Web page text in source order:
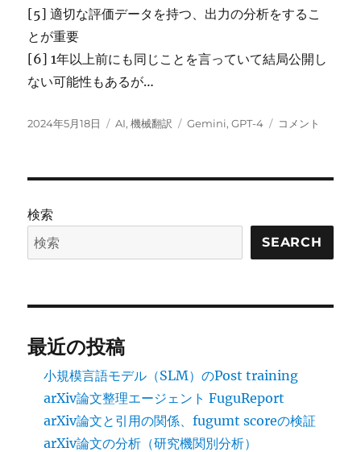
[5] 適切な評価データを持つ、出力の分析をするこ
とが重要
[6] 1年以上前にも同じことを言っていて結局公開し
ない可能性もあるが…
投
2024年5月18日
カ
AI,機械翻訳
タ
Gemini,GPT-4
GPT-
の
機
械
性
コメント
検索
SEARCH
最近の投稿
小規模言語モデル（SLM）のPost training
arXiv論文整理エージェント FuguReport
arXiv論文と引用の関係、fugumt scoreの検証
arXiv論文の分析（研究機関別分析）